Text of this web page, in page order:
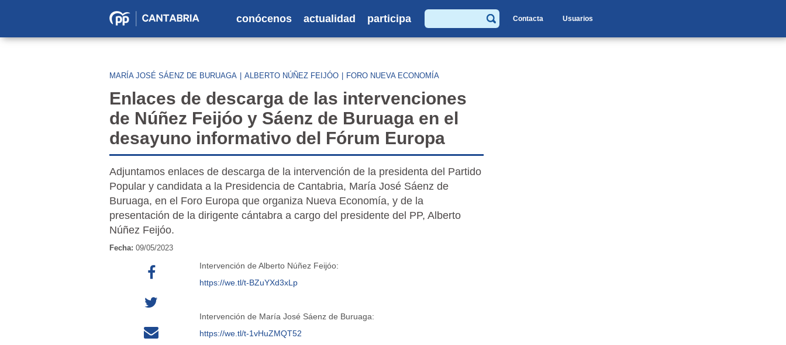
Partido
en
conócenos actualidad participa
Buscar
Contacta Usuarios
MARÍA JOSÉ SÁENZ DE BURUAGA ALBERTO NÚÑEZ FEIJÓO FORO NUEVA ECONOMÍA
Enlaces de descarga de las intervenciones
de Núñez Feijóo y Sáenz de Buruaga en el
desayuno informativo del Fórum Europa
Adjuntamos enlaces de descarga de la intervención de la presidenta del Partido
Popular y candidata a la Presidencia de Cantabria, María José Sáenz de
Buruaga, en el Foro Europa que organiza Nueva Economía, y de la
presentación de la dirigente cántabra a cargo del presidente del PP, Alberto
Núñez Feijóo.
Fecha: 09/05/2023
Intervención de Alberto Núñez Feijóo:
https://we.tl/t-BZuYXd3xLp
Intervención de María José Sáenz de Buruaga:
https://we.tl/t-1vHuZMQT52